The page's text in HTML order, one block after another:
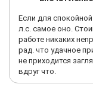
Если для
л.с. самое оно.
работе никаких
рад. что удачное
не приходится
вдруг что.